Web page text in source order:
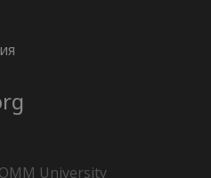
University